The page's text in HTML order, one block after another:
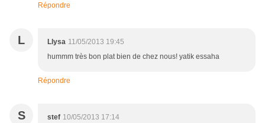
Répondre
L Llysa 11/05/2013 19:45
hummm très bon plat bien de chez nous! yatik essaha
Répondre
S stef 10/05/2013 17:14